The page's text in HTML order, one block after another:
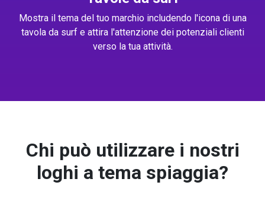
Mostra il tema del tuo marchio includendo l'icona di una
tavola da surf e attira l'attenzione dei potenziali clienti
verso la tua attività.
Chi può utilizzare i nostri
loghi a tema spiaggia?